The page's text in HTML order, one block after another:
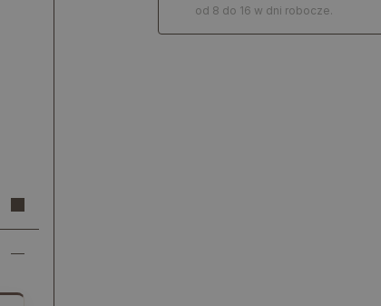
od 8 do 16 w dni robocze.